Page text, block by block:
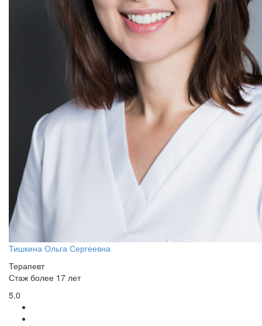
Тишкина Ольга Сергеевна
Терапевт
Стаж более 17 лет
5.0